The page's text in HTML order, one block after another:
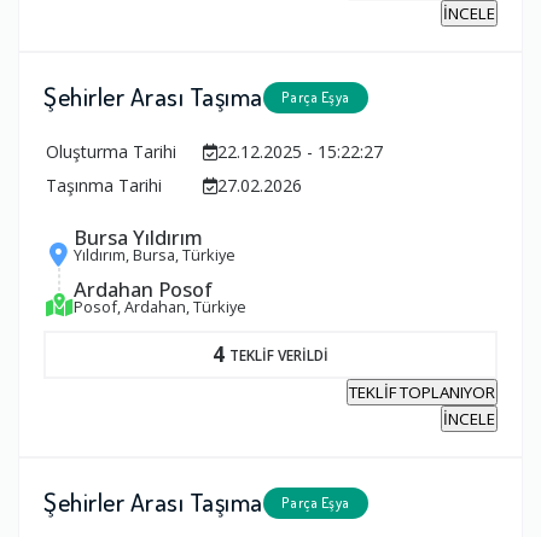
İNCELE
Şehirler Arası Taşıma Parça Eşya
Oluşturma Tarihi
22.12.2025 - 15:22:27
Taşınma Tarihi
27.02.2026
Bursa Yıldırım
Yıldırım, Bursa, Türkiye
Ardahan Posof
Posof, Ardahan, Türkiye
4 TEKLİF VERİLDİ
TEKLİF TOPLANIYOR
İNCELE
Şehirler Arası Taşıma Parça Eşya